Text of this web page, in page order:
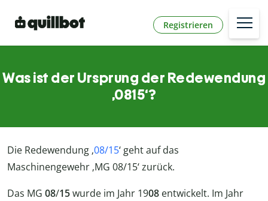
Registrieren
Was ist der Ursprung der Redewendung
‚0815‘?
Die Redewendung ‚08/15‘ geht auf das
Maschinengewehr ‚MG 08/15‘ zurück.
Das MG 08/15wurde im Jahr 1908 entwickelt. Im Jahr